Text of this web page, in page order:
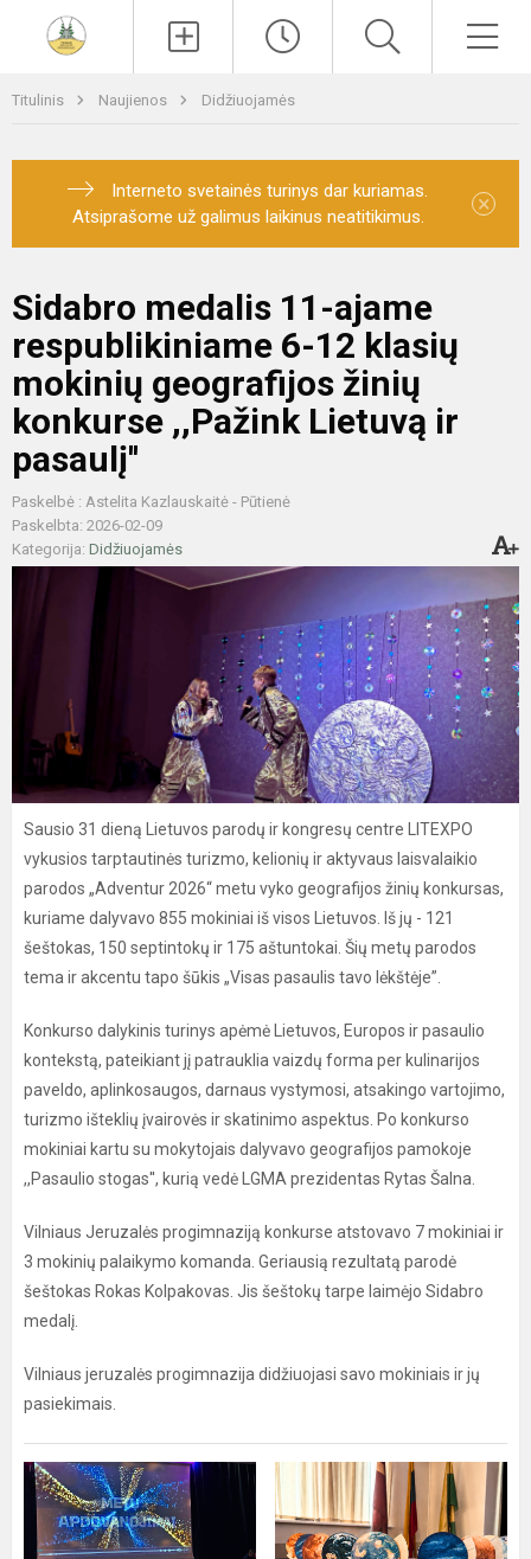
Titulinis Naujienos Didžiuojamės
Interneto svetainės turinys dar kuriamas.
Atsiprašome už galimus laikinus neatitikimus.
×
Sidabro medalis 11-ajame
respublikiniame 6-12 klasių
mokinių geografijos žinių
konkurse ,,Pažink Lietuvą ir
pasaulį''
Paskelbė : Astelita Kazlauskaitė - Pūtienė
Paskelbta: 2026-02-09
Kategorija: Didžiuojamės
Sausio 31 dieną Lietuvos parodų ir kongresų centre LITEXPO
vykusios tarptautinės turizmo, kelionių ir aktyvaus laisvalaikio
parodos „Adventur 2026“ metu vyko geografijos žinių konkursas,
kuriame dalyvavo 855 mokiniai iš visos Lietuvos. Iš jų - 121
šeštokas, 150 septintokų ir 175 aštuntokai. Šių metų parodos
tema ir akcentu tapo šūkis „Visas pasaulis tavo lėkštėje”.
Konkurso dalykinis turinys apėmė Lietuvos, Europos ir pasaulio
kontekstą, pateikiant jį patrauklia vaizdų forma per kulinarijos
paveldo, aplinkosaugos, darnaus vystymosi, atsakingo vartojimo,
turizmo išteklių įvairovės ir skatinimo aspektus. Po konkurso
mokiniai kartu su mokytojais dalyvavo geografijos pamokoje
,,Pasaulio stogas'', kurią vedė LGMA prezidentas Rytas Šalna.
Vilniaus Jeruzalės progimnaziją konkurse atstovavo 7 mokiniai ir
3 mokinių palaikymo komanda. Geriausią rezultatą parodė
šeštokas Rokas Kolpakovas. Jis šeštokų tarpe laimėjo Sidabro
medalį.
Vilniaus jeruzalės progimnazija didžiuojasi savo mokiniais ir jų
pasiekimais.